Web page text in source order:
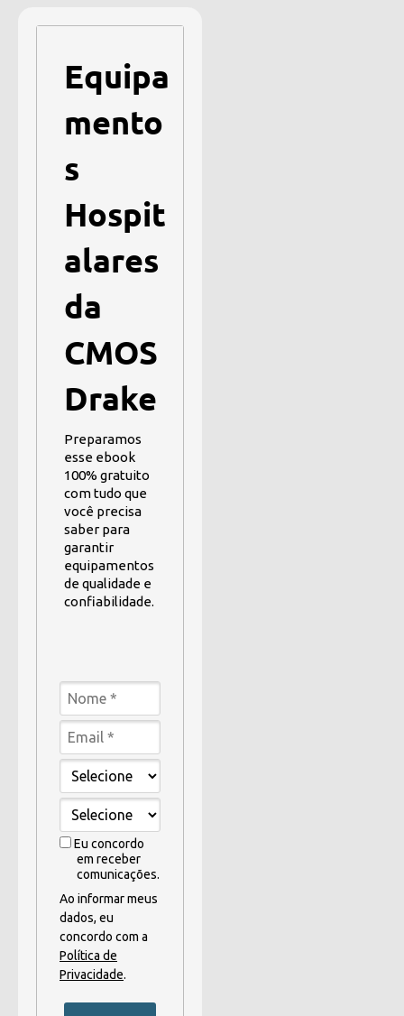
Equipa
mento
s
Hospit
alares
da
CMOS
Drake
Preparamos
esse ebook
100% gratuito
com tudo que
você precisa
saber para
garantir
equipamentos
de qualidade e
confiabilidade.
Eu concordo
em receber
comunicações.
Ao informar meus
dados, eu
concordo com a
Política de
Privacidade.